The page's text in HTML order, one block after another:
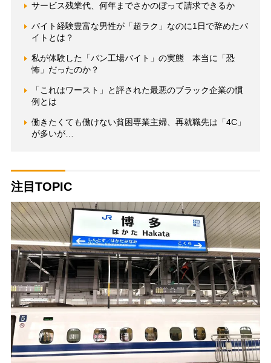
サービス残業代、何年までさかのぼって請求できるか
バイト経験豊富な男性が「超ラク」なのに1日で辞めたバ
イトとは？
私が体験した「パン工場バイト」の実態 本当に「恐
怖」だったのか？
「これはワースト」と評された最悪のブラック企業の慣
例とは
働きたくても働けない貧困専業主婦、再就職先は「4C」
が多いが…
注目TOPIC